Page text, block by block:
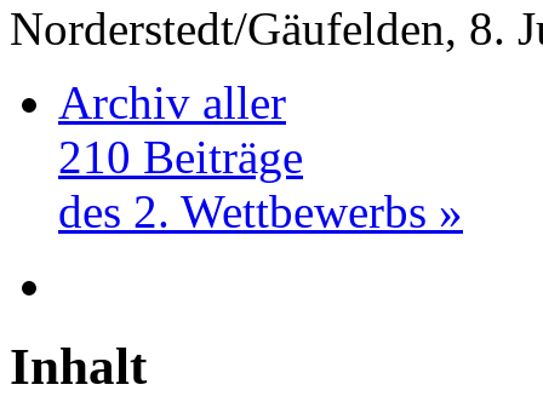
Norderstedt/Gäufelden, 8.
Archiv aller
210 Beiträge
des 2. Wettbewerbs »
Inhalt